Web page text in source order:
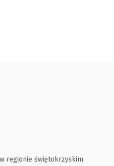
regionie świętokrzyskim.